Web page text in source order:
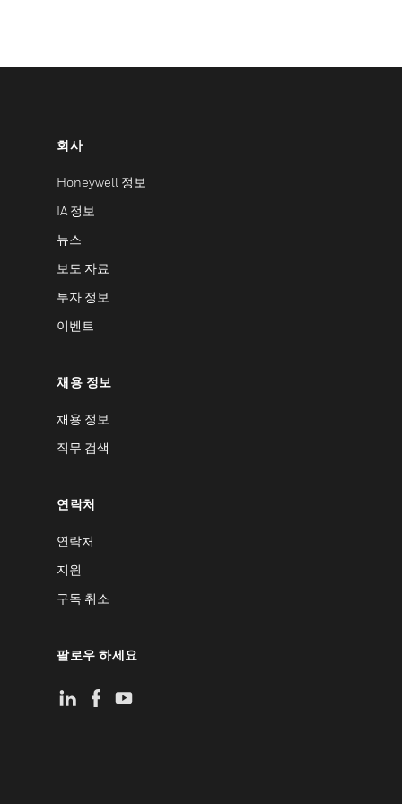
회사
Honeywell 정보
IA 정보
뉴스
보도 자료
투자 정보
이벤트
채용 정보
채용 정보
직무 검색
연락처
연락처
지원
구독 취소
팔로우 하세요